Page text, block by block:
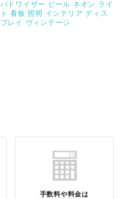
バドワイザー ビール ネオン ライ
ト 看板 照明 インテリア ディス
プレイ ヴィンテージ
手数料や料金は